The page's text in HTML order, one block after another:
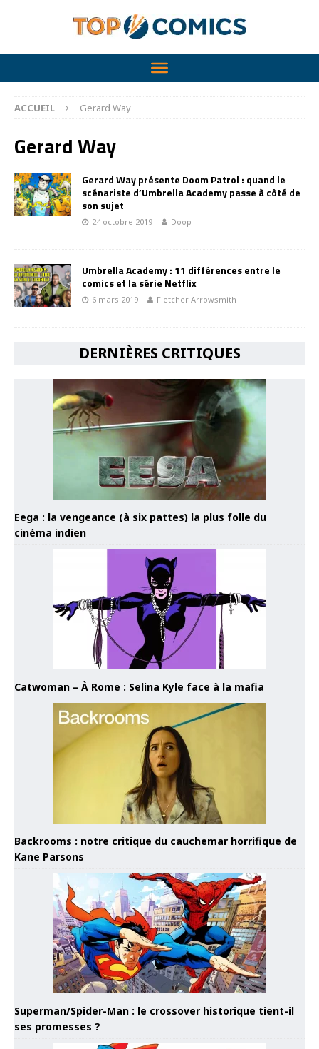
ACCUEIL Gerard Way
Gerard Way
Gerard Way présente Doom Patrol : quand le
scénariste d’Umbrella Academy passe à côté de
son sujet
24 octobre 2019 Doop
Umbrella Academy : 11 différences entre le
comics et la série Netflix
6 mars 2019 Fletcher Arrowsmith
DERNIÈRES CRITIQUES
Eega : la vengeance (à six pattes) la plus folle du
cinéma indien
Catwoman – À Rome : Selina Kyle face à la mafia
Backrooms : notre critique du cauchemar horrifique de
Kane Parsons
Superman/Spider-Man : le crossover historique tient-il
ses promesses ?